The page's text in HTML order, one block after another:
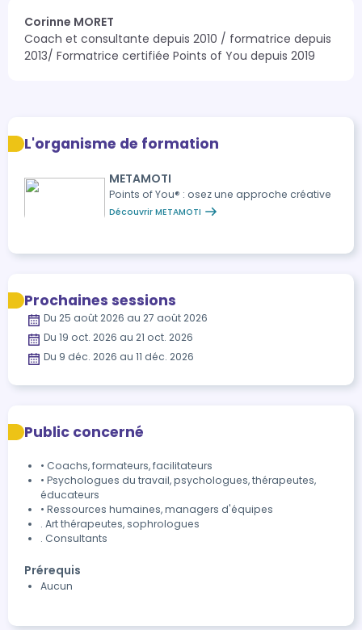
Corinne MORET
Coach et consultante depuis 2010 / formatrice depuis
2013/ Formatrice certifiée Points of You depuis 2019
L'organisme de formation
METAMOTI
Points of You® : osez une approche créative
Découvrir METAMOTI
Prochaines sessions
Du 25 août 2026 au 27 août 2026
Du 19 oct. 2026 au 21 oct. 2026
Du 9 déc. 2026 au 11 déc. 2026
Public concerné
• Coachs, formateurs, facilitateurs
• Psychologues du travail, psychologues, thérapeutes,
éducateurs
• Ressources humaines, managers d'équipes
. Art thérapeutes, sophrologues
. Consultants
Prérequis
Aucun